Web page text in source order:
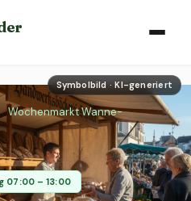
Symbolbild · KI-generiert
Wochenmarkt Wanne-
07:00 – 13:00